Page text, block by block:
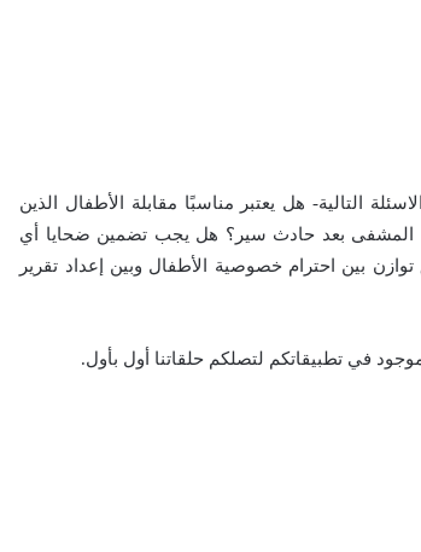
التالية- هل يعتبر مناسبًا مقابلة الأطفال الذين
المشفى بعد حادث سير؟ هل يجب تضمين ضحايا أي
بين احترام خصوصية الأطفال وبين إعداد تقرير
في تطبيقاتكم لتصلكم حلقاتنا أول بأول.